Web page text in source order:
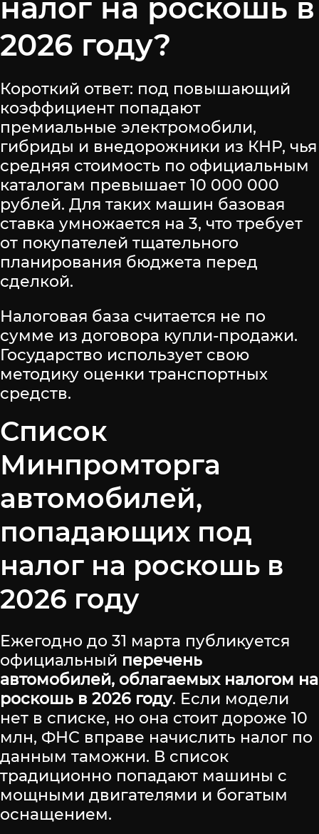
налог на роскошь в
2026 году?
Короткий ответ: под повышающий
коэффициент попадают
премиальные электромобили,
гибриды и внедорожники из КНР, чья
средняя стоимость по официальным
каталогам превышает 10 000 000
рублей. Для таких машин базовая
ставка умножается на 3, что требует
от покупателей тщательного
планирования бюджета перед
сделкой.
Налоговая база считается не по
сумме из договора купли-продажи.
Государство использует свою
методику оценки транспортных
средств.
Список
Минпромторга
автомобилей,
попадающих под
налог на роскошь в
2026 году
Ежегодно до 31 марта публикуется
официальный перечень
автомобилей, облагаемых налогом на
роскошь в 2026 году. Если модели
нет в списке, но она стоит дороже 10
млн, ФНС вправе начислить налог по
данным таможни. В список
традиционно попадают машины с
мощными двигателями и богатым
оснащением.